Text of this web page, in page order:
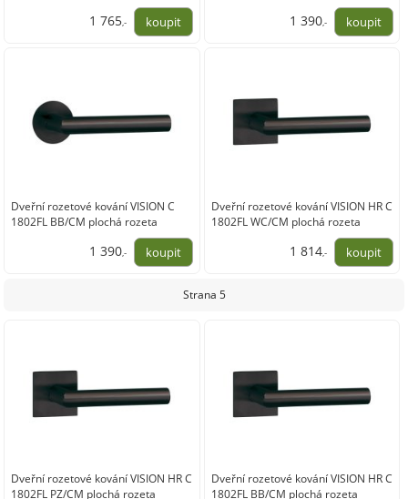
1 765,- 1 390,-
Dveřní rozetové kování VISION C
1802FL BB/CM plochá rozeta
1 390,-
Dveřní rozetové kování VISION HR C
1802FL WC/CM plochá rozeta
1 814,-
Strana 5
Dveřní rozetové kování VISION HR C
1802FL PZ/CM plochá rozeta
Dveřní rozetové kování VISION HR C
1802FL BB/CM plochá rozeta